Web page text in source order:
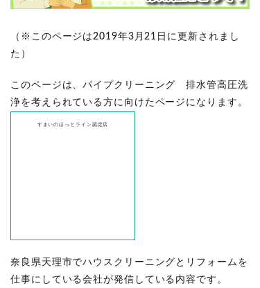
（※このページは2019年3月21日に更新されまし
た）
このページは、パイプクリーニング 排水管高圧洗
浄を考えられている方に向けたページになります。
すまいのほっとライン認定店
奈良県天理市でハウスクリーニングとリフォームを
仕事にしている会社が発信している内容です。